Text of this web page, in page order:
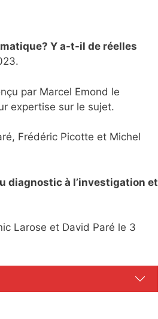
Y a-t-il de réelles
par Marcel Emond le
expertise sur le sujet.
Frédéric Picotte et Michel
diagnostic à l’investigation et
Larose et David Paré le 3